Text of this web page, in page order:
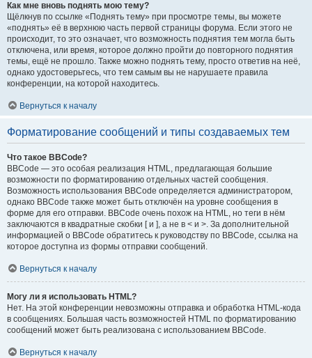
Как мне вновь поднять мою тему?
Щёлкнув по ссылке «Поднять тему» при просмотре темы, вы можете
«поднять» её в верхнюю часть первой страницы форума. Если этого не
происходит, то это означает, что возможность поднятия тем могла быть
отключена, или время, которое должно пройти до повторного поднятия
темы, ещё не прошло. Также можно поднять тему, просто ответив на неё,
однако удостоверьтесь, что тем самым вы не нарушаете правила
конференции, на которой находитесь.
Вернуться к началу
Форматирование сообщений и типы создаваемых тем
Что такое BBCode?
BBCode — это особая реализация HTML, предлагающая большие
возможности по форматированию отдельных частей сообщения.
Возможность использования BBCode определяется администратором,
однако BBCode также может быть отключён на уровне сообщения в
форме для его отправки. BBCode очень похож на HTML, но теги в нём
заключаются в квадратные скобки [ и ], а не в < и >. За дополнительной
информацией о BBCode обратитесь к руководству по BBCode, ссылка на
которое доступна из формы отправки сообщений.
Вернуться к началу
Могу ли я использовать HTML?
Нет. На этой конференции невозможны отправка и обработка HTML-кода
в сообщениях. Большая часть возможностей HTML по форматированию
сообщений может быть реализована с использованием BBCode.
Вернуться к началу